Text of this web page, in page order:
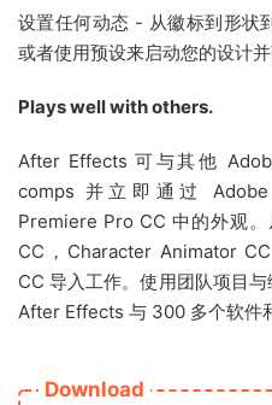
设置任何动态 - 从徽标到形状
或者使用预设来启动您的设计并
Plays well with others.
After Effects 可与其他
comps 并立即通过
Premiere Pro CC 中的外观
CC，Character Animator
CC 导入工作。使用团队项目与
After Effects 与 300 多个软件
Download